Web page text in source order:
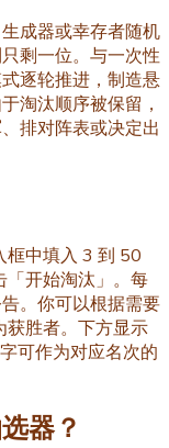
成器或幸存者随机
剩一位。与一次性
逐轮推进，制造悬
淘汰顺序被保留，
排对阵表或决定出
框中填入 3 到 50
「开始淘汰」。每
。你可以根据需要
获胜者。下方显示
可作为对应名次的
器？